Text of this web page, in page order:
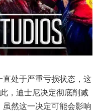
处于严重亏损状态，这
，迪士尼决定彻底削减
然这一决定可能会影响